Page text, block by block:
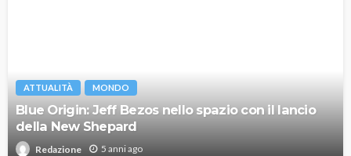
ATTUALITÀ MONDO
Blue Origin: Jeff Bezos nello spazio con il lancio
della New Shepard
Redazione 5 anni ago